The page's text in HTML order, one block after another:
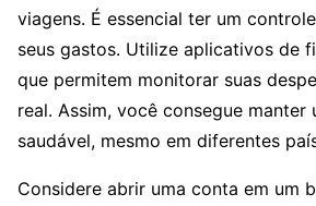
viagens. É essencial ter um
seus gastos. Utilize aplicativos de
que permitem monitorar suas
real. Assim, você consegue manter
saudável, mesmo em diferentes
Considere abrir uma conta em um